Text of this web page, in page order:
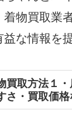
着物買取業
な情報を
買取方法１
さ・買取価